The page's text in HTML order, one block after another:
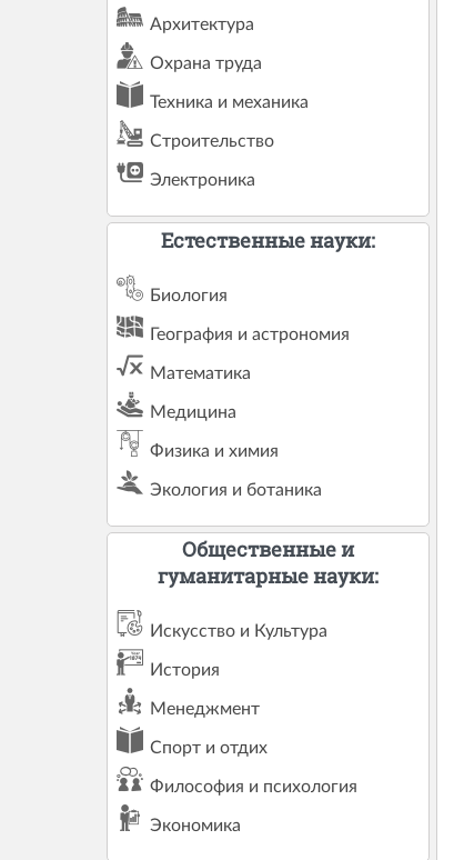
Архитектура
Охрана труда
Техника и механика
Строительство
Электроника
Естественные науки:
Биология
География и астрономия
Математика
Медицина
Физика и химия
Экология и ботаника
Общественные и
гуманитарные науки:
Искусство и Культура
История
Менеджмент
Спорт и отдих
Философия и психология
Экономика